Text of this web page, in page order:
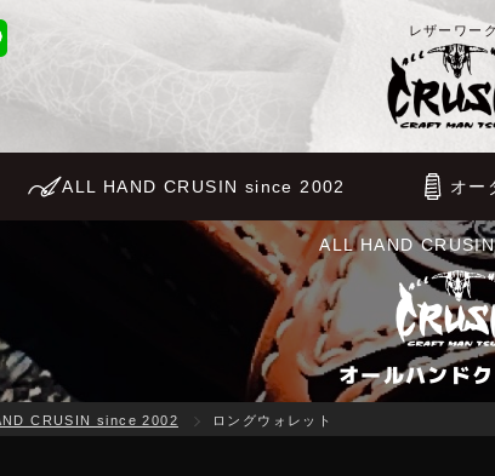
レザーワー
ALL HAND CRUSIN since 2002 オー
ALL HAND
オールハンド
CRUSIN since 2002 ロングウォレット